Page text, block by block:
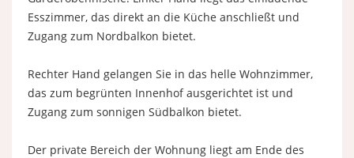
Esszimmer, das direkt an die Küche anschließt und
Zugang zum Nordbalkon bietet.
Rechter Hand gelangen Sie in das helle Wohnzimmer,
das zum begrünten Innenhof ausgerichtet ist und
Zugang zum sonnigen Südbalkon bietet.
Der private Bereich der Wohnung liegt am Ende des